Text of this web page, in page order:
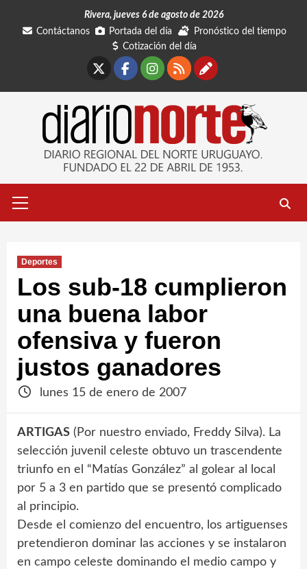
Rivera, jueves 6 de agosto de 2026
Contáctanos
Portada del día
Pronóstico del tiempo
Cotización del día
Facebook
Instagram
RSSContáctanos
primario
Deportes
Los sub-18 cumplieron
una buena labor
ofensiva y fueron
justos ganadores
lunes 15 de enero de 2007
ARTIGAS (Por nuestro enviado, Freddy Silva). La
selección juvenil celeste obtuvo un trascendente
triunfo en el “Matías González” al golear al local
por 5 a 3 en partido que se presentó complicado
al principio.
Desde el comienzo del encuentro, los artiguenses
pretendieron dominar las acciones y se instalaron
en campo celeste dominando el medio campo y